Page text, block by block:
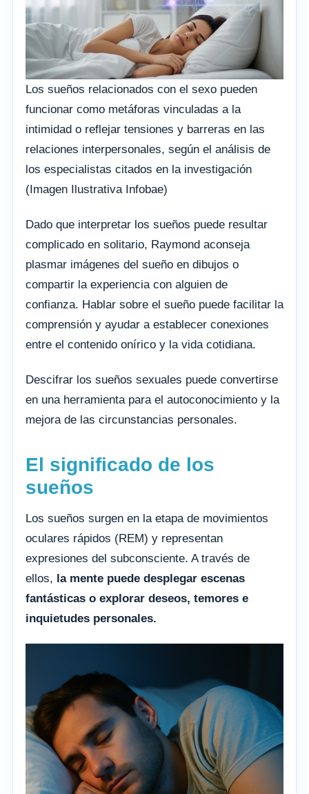
Los sueños relacionados con el sexo pueden
funcionar como metáforas vinculadas a la
intimidad o reflejar tensiones y barreras en las
relaciones interpersonales, según el análisis de
los especialistas citados en la investigación
(Imagen Ilustrativa Infobae)
Dado que interpretar los sueños puede resultar
complicado en solitario, Raymond aconseja
plasmar imágenes del sueño en dibujos o
compartir la experiencia con alguien de
confianza. Hablar sobre el sueño puede facilitar la
comprensión y ayudar a establecer conexiones
entre el contenido onírico y la vida cotidiana.
Descifrar los sueños sexuales puede convertirse
en una herramienta para el autoconocimiento y la
mejora de las circunstancias personales.
El significado de los
sueños
Los sueños surgen en la etapa de movimientos
oculares rápidos (REM) y representan
expresiones del subconsciente. A través de
ellos, la mente puede desplegar escenas
fantásticas o explorar deseos, temores e
inquietudes personales.